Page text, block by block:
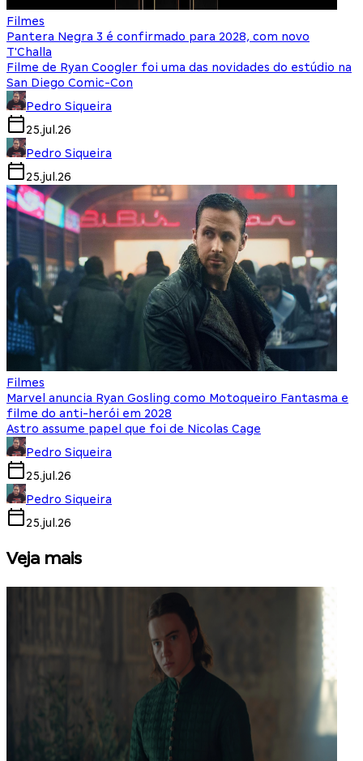
Filmes
Pantera Negra 3 é confirmado para 2028, com novo
T'Challa
Filme de Ryan Coogler foi uma das novidades do estúdio na
San Diego Comic-Con
Pedro Siqueira
25.jul.26
Pedro Siqueira
25.jul.26
Filmes
Marvel anuncia Ryan Gosling como Motoqueiro Fantasma e
filme do anti-herói em 2028
Astro assume papel que foi de Nicolas Cage
Pedro Siqueira
25.jul.26
Pedro Siqueira
25.jul.26
Veja mais